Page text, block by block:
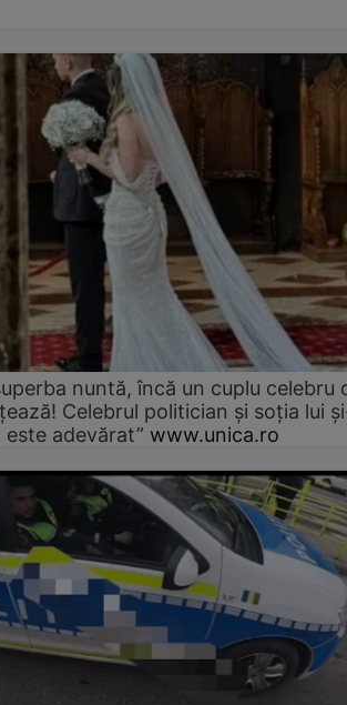
nuntă, încă un cuplu celebru
Celebrul politician și soția lui
este adevărat” www.unica.ro